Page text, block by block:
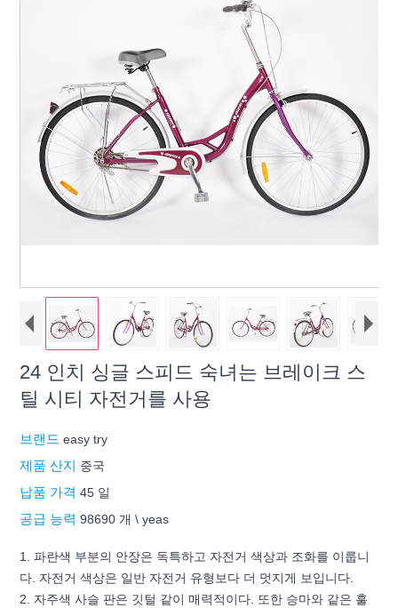
24 인치 싱글 스피드 숙녀는 브레이크 스
틸 시티 자전거를 사용
브랜드easy try
제품 산지 중국
납품 가격45 일
공급 능력98690 개 \ yeas
1. 파란색 부분의 안장은 독특하고 자전거 색상과 조화를 이룹니
다. 자전거 색상은 일반 자전거 유형보다 더 멋지게 보입니다.
2. 자주색 사슬 판은 깃털 같이 매력적이다. 또한 승마와 같은 훌